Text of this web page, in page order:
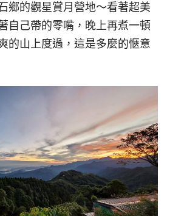
鄉的觀星賞月營地～看著超美
自己帶的零嘴，晚上再煮一頓
的山上度過，這是多麼的愜意